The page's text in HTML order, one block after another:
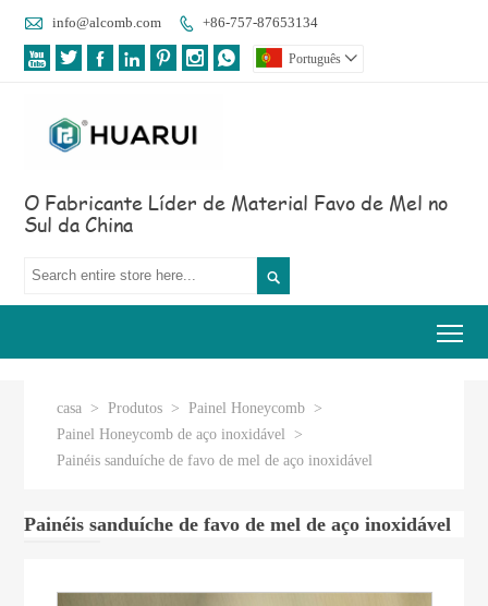
 info@alcomb.com  +86-757-87653134
       Português 
O Fabricante Líder de Material Favo de Mel no
Sul da China

casa > Produtos > Painel Honeycomb >
Painel Honeycomb de aço inoxidável
>
Painéis sanduíche de favo de mel de aço inoxidável
Painéis sanduíche de favo de mel de aço inoxidável